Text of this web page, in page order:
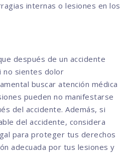
internas o lesiones en los
después de un accidente
no sientes dolor
buscar atención médica
pueden no manifestarse
del accidente. Además, si
del accidente, considera
para proteger tus derechos
adecuada por tus lesiones y